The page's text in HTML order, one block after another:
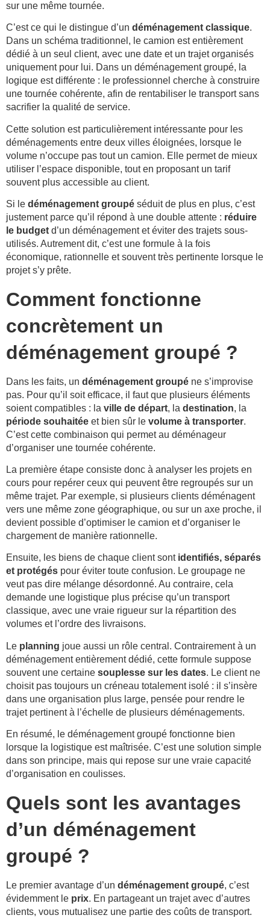
sur une même tournée.
C’est ce qui le distingue d’un déménagement classique.
Dans un schéma traditionnel, le camion est entièrement
dédié à un seul client, avec une date et un trajet organisés
uniquement pour lui. Dans un déménagement groupé, la
logique est différente : le professionnel cherche à construire
une tournée cohérente, afin de rentabiliser le transport sans
sacrifier la qualité de service.
Cette solution est particulièrement intéressante pour les
déménagements entre deux villes éloignées, lorsque le
volume n’occupe pas tout un camion. Elle permet de mieux
utiliser l’espace disponible, tout en proposant un tarif
souvent plus accessible au client.
Si le déménagement groupé séduit de plus en plus, c’est
justement parce qu’il répond à une double attente : réduire
le budget d’un déménagement et éviter des trajets sous-
utilisés. Autrement dit, c’est une formule à la fois
économique, rationnelle et souvent très pertinente lorsque le
projet s’y prête.
Comment fonctionne
concrètement un
déménagement groupé ?
Dans les faits, un déménagement groupé ne s’improvise
pas. Pour qu’il soit efficace, il faut que plusieurs éléments
soient compatibles : la ville de départ, la destination, la
période souhaitée et bien sûr le volume à transporter.
C’est cette combinaison qui permet au déménageur
d’organiser une tournée cohérente.
La première étape consiste donc à analyser les projets en
cours pour repérer ceux qui peuvent être regroupés sur un
même trajet. Par exemple, si plusieurs clients déménagent
vers une même zone géographique, ou sur un axe proche, il
devient possible d’optimiser le camion et d’organiser le
chargement de manière rationnelle.
Ensuite, les biens de chaque client sont identifiés, séparés
et protégés pour éviter toute confusion. Le groupage ne
veut pas dire mélange désordonné. Au contraire, cela
demande une logistique plus précise qu’un transport
classique, avec une vraie rigueur sur la répartition des
volumes et l’ordre des livraisons.
Le planning joue aussi un rôle central. Contrairement à un
déménagement entièrement dédié, cette formule suppose
souvent une certaine souplesse sur les dates. Le client ne
choisit pas toujours un créneau totalement isolé : il s’insère
dans une organisation plus large, pensée pour rendre le
trajet pertinent à l’échelle de plusieurs déménagements.
En résumé, le déménagement groupé fonctionne bien
lorsque la logistique est maîtrisée. C’est une solution simple
dans son principe, mais qui repose sur une vraie capacité
d’organisation en coulisses.
Quels sont les avantages
d’un déménagement
groupé ?
Le premier avantage d’un déménagement groupé, c’est
évidemment le prix. En partageant un trajet avec d’autres
clients, vous mutualisez une partie des coûts de transport.